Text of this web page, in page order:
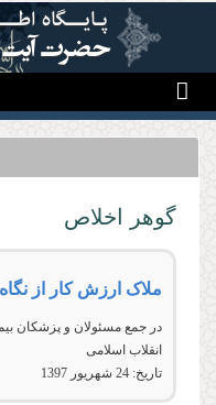
رفتن به محتوای اصلی
گوهر اخلاص
ملاک ارزش کار از
در جمع مسئولان و پزشکان
انقلاب اسلامی
تاریخ: 24 شهريور 1397